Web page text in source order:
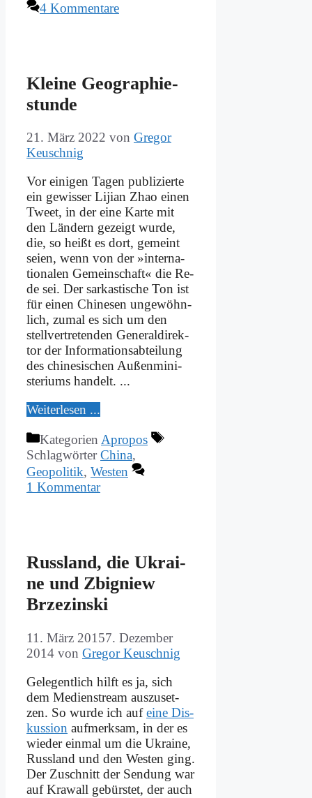
4 Kommentare
Klei­ne Geo­gra­phie­
stun­de
21. März 2022 von Gregor
Keuschnig
Vor ei­ni­gen Ta­gen pu­bli­zier­te
ein ge­wis­ser Li­ji­an Zhao ei­nen
Tweet, in der ei­ne Kar­te mit
den Län­dern ge­zeigt wur­de,
die, so heißt es dort, ge­meint
sei­en, wenn von der »in­ter­na­
tio­na­len Ge­mein­schaft« die Re­
de sei. Der sar­ka­sti­sche Ton ist
für ei­nen Chi­ne­sen un­ge­wöhn­
lich, zu­mal es sich um den
stell­ver­tre­ten­den Ge­ne­ral­di­rek­
tor der In­for­ma­ti­ons­ab­tei­lung
des chi­ne­si­schen Au­ßen­mi­ni­
ste­ri­ums han­delt. ...
Wei­ter­le­sen ...
Kategorien Apropos
SchlagwörterChina,
Geopolitik, Westen
1 Kommentar
Russ­land, die Ukrai­
ne und Zbi­gniew
Brze­zin­ski
11. März 20157. Dezember
2014 von Gregor Keuschnig
Ge­le­gent­lich hilft es ja, sich
dem Me­di­en­stream aus­zu­set­
zen. So wur­de ich aufei­ne Dis­
kus­si­on auf­merk­sam, in der es
wie­der ein­mal um die Ukrai­ne,
Russ­land und den We­sten ging.
Der Zu­schnitt der Sen­dung war
auf Kra­wall ge­bür­stet, der auch